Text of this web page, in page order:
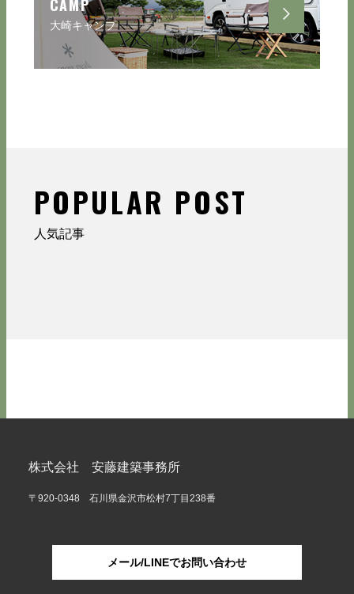
CAMP
大崎キャンプ
POPULAR POST
人気記事
株式会社 安藤建築事務所
〒920-0348 石川県金沢市松村7丁目238番
メール/LINEでお問い合わせ